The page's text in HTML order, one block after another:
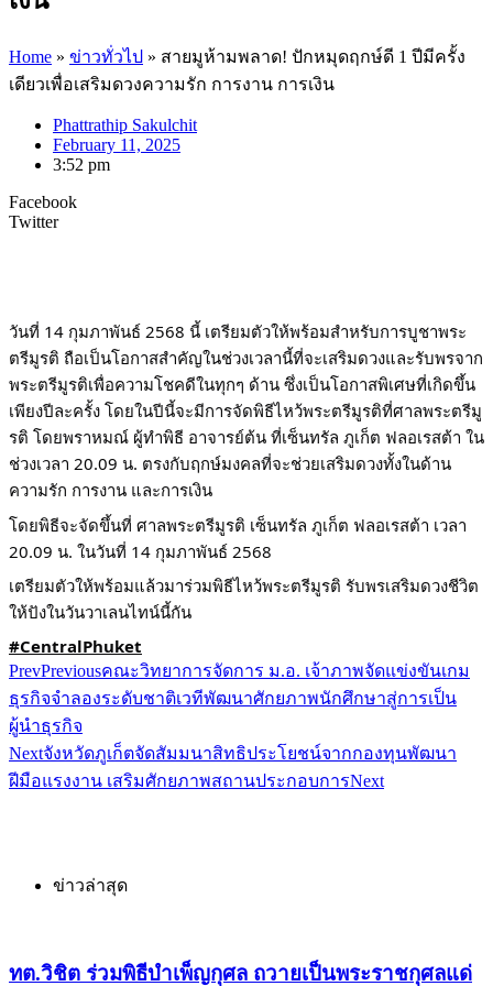
Home » ข่าวทั่วไป » สายมูห้ามพลาด! ปักหมุดฤกษ์ดี 1 ปีมีครั้ง
เดียวเพื่อเสริมดวงความรัก การงาน การเงิน
Phattrathip Sakulchit
February 11, 2025
3:52 pm
Facebook
Twitter
วันที่ 14 กุมภาพันธ์ 2568 นี้ เตรียมตัวให้พร้อมสำหรับการบูชาพระ
ตรีมูรติ ถือเป็นโอกาสสำคัญในช่วงเวลานี้ที่จะเสริมดวงและรับพรจาก
พระตรีมูรติเพื่อความโชคดีในทุกๆ ด้าน ซึ่งเป็นโอกาสพิเศษที่เกิดขึ้น
เพียงปีละครั้ง โดยในปีนี้จะมีการจัดพิธีไหว้พระตรีมูรติที่ศาลพระตรีมู
รติ โดยพราหมณ์ ผู้ทำพิธี อาจารย์ต้น ที่เซ็นทรัล ภูเก็ต ฟลอเรสต้า ใน
ช่วงเวลา 20.09 น. ตรงกับฤกษ์มงคลที่จะช่วยเสริมดวงทั้งในด้าน
ความรัก การงาน และการเงิน
โดยพิธีจะจัดขึ้นที่ ศาลพระตรีมูรติ เซ็นทรัล ภูเก็ต ฟลอเรสต้า เวลา
20.09 น. ในวันที่ 14 กุมภาพันธ์ 2568
เตรียมตัวให้พร้อมแล้วมาร่วมพิธีไหว้พระตรีมูรติ รับพรเสริมดวงชีวิต
ให้ปังในวันวาเลนไทน์นี้กัน
#CentralPhuket
PrevPreviousคณะวิทยาการจัดการ ม.อ. เจ้าภาพจัดแข่งขันเกม
ธุรกิจจำลองระดับชาติเวทีพัฒนาศักยภาพนักศึกษาสู่การเป็น
ผู้นำธุรกิจ
Nextจังหวัดภูเก็ตจัดสัมมนาสิทธิประโยชน์จากกองทุนพัฒนา
ฝีมือแรงงาน เสริมศักยภาพสถานประกอบการNext
ข่าวล่าสุด
ทต.วิชิต ร่วมพิธีบำเพ็ญกุศล ถวายเป็นพระราชกุศลแด่